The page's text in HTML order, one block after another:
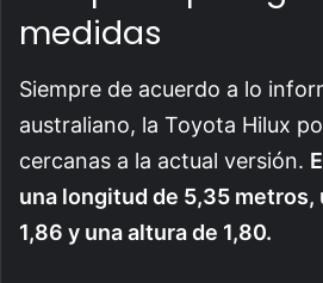
medidas
Siempre de acuerdo a lo
australiano, la Toyota Hilux
cercanas a la actual versión.
una longitud de 5,35 metros,
1,86 y una altura de 1,80.